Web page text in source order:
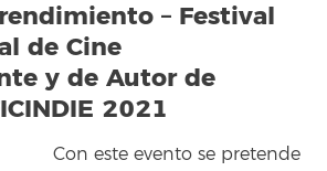
– Festival
de Cine
y de Autor de
2021
Con este evento se pretende